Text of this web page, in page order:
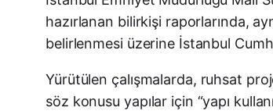
hazırlanan bilirkişi raporlarında,
belirlenmesi üzerine İstanbul
Yürütülen çalışmalarda, ruhsat
söz konusu yapılar için “yapı